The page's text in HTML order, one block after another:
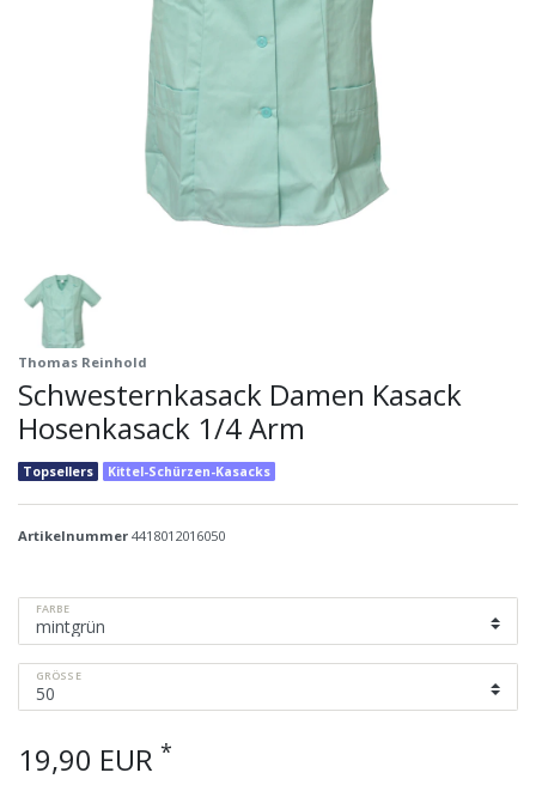
Thomas Reinhold
Schwesternkasack Damen Kasack
Hosenkasack 1/4 Arm
Topsellers Kittel-Schürzen-Kasacks
Artikelnummer 4418012016050
FARBE
GRÖSSE
19,90 EUR *